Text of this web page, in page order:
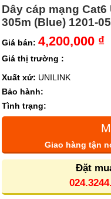
Dây cáp mạng Cat6
305m (Blue) 1201-
Giá bán: 4,200,000 ₫
Giá thị trường :
Xuất xứ: UNILINK
Bảo hành:
Tình trạng:
Giao hàng tận
Đặt